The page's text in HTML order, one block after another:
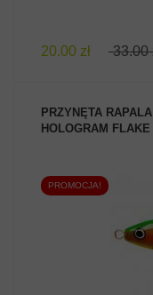
20.00 zł 33.00
PRZYNĘTA
HOLOGRAM
PROMOCJA!